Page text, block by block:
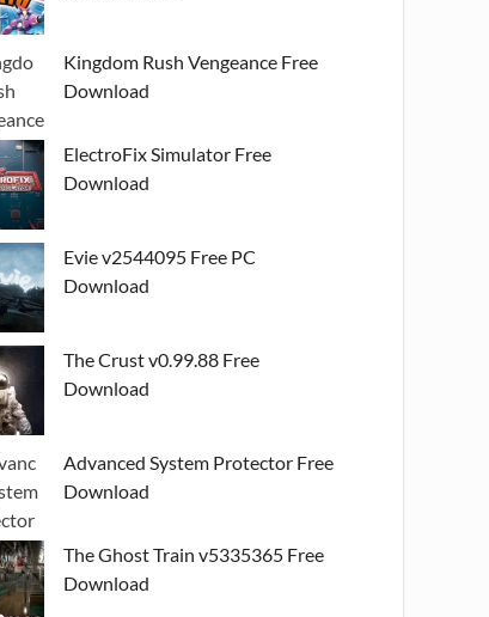
Kingdom Rush Vengeance Free
Download
ElectroFix Simulator Free
Download
Evie v2544095 Free PC
Download
The Crust v0.99.88 Free
Download
Advanced System Protector Free
Download
The Ghost Train v5335365 Free
Download